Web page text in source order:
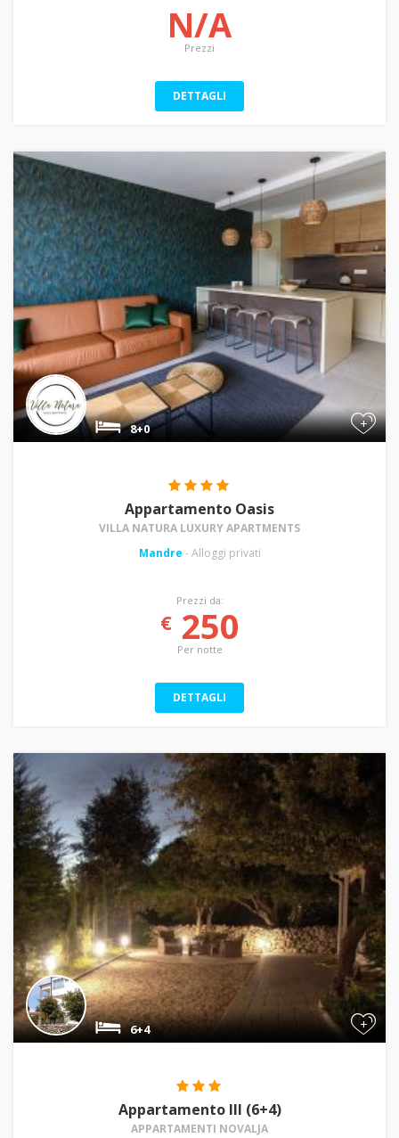
N/A
Prezzi
DETTAGLI
+
8+0
Appartamento Oasis
VILLA NATURA LUXURY APARTMENTS
Mandre - Alloggi privati
Prezzi da:
€250
Per notte
DETTAGLI
+
6+4
Appartamento III (6+4)
APPARTAMENTI NOVALJA